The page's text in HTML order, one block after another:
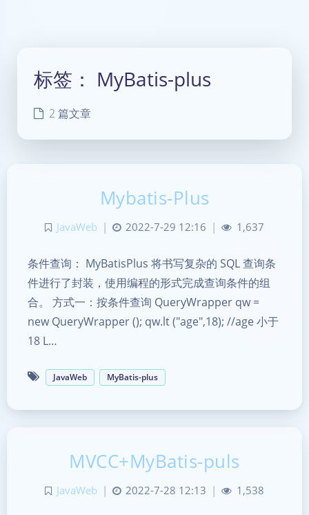
夜间模式
标签： MyBatis-plus
2 篇文章
Mybatis-Plus
JavaWeb 2022-7-29 12:16 1,637
条件查询： MyBatisPlus 将书写复杂的 SQL 查询条
件进行了封装，使用编程的形式完成查询条件的组
合。 方式一：按条件查询 QueryWrapper qw =
new QueryWrapper (); qw.lt ("age",18); //age 小于
18 L…
JavaWeb MyBatis-plus
MVCC+MyBatis-puls
JavaWeb 2022-7-28 12:13 1,538